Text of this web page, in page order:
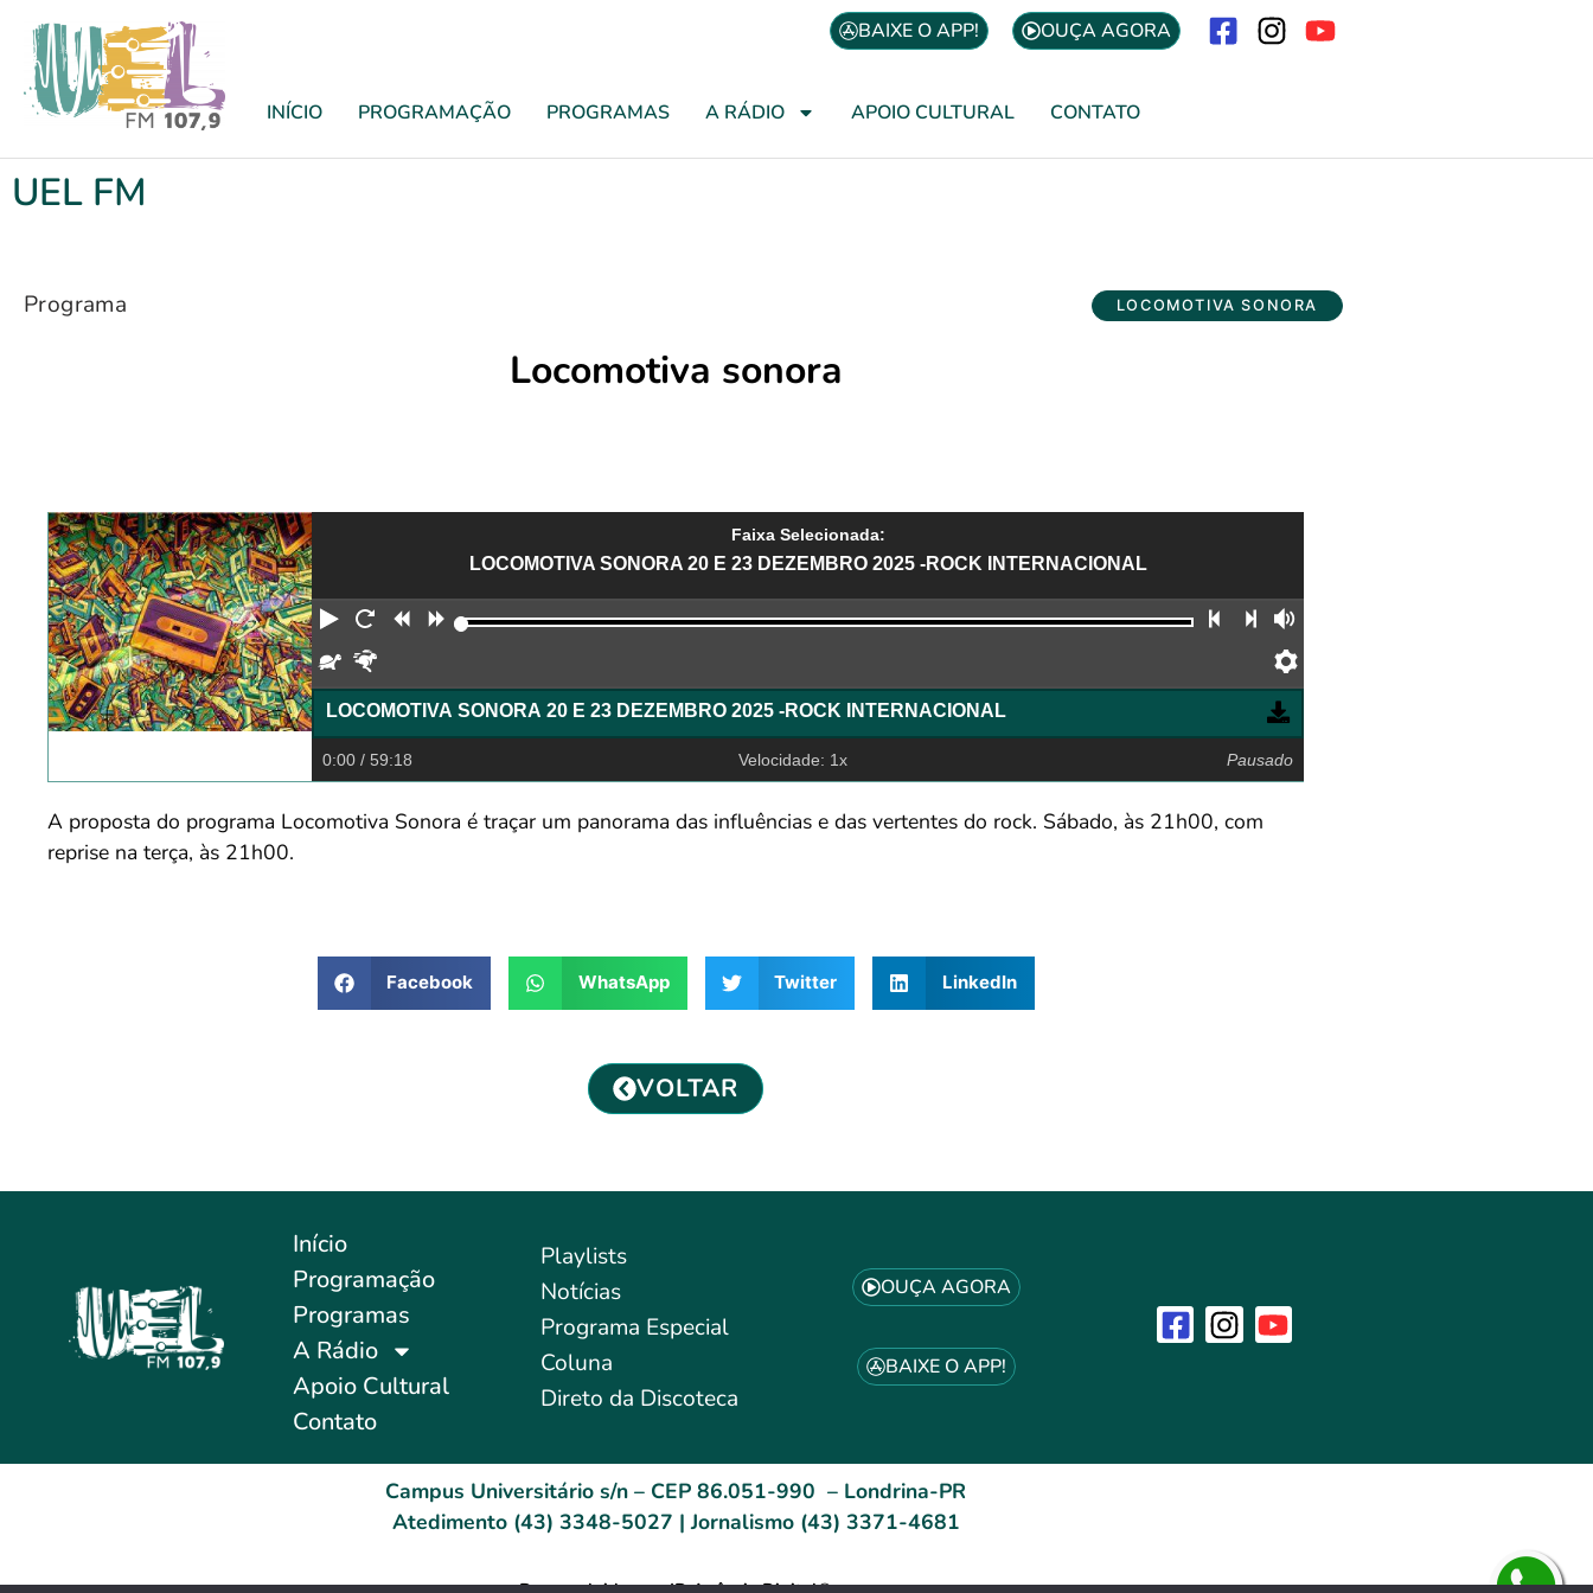
BAIXE O APP! OUÇA AGORA
INÍCIO PROGRAMAÇÃO PROGRAMAS A RÁDIO APOIO CULTURAL CONTATO
UEL FM
Programa LOCOMOTIVA SONORA
Locomotiva sonora
Faixa Selecionada:
LOCOMOTIVA SONORA 20 E 23 DEZEMBRO 2025 -ROCK INTERNACIONAL
Reproduzir
Reiniciar
Retroceder
Avançar Faixa anterior
Próxima faixa
Devagar
Preferências
LOCOMOTIVA SONORA 20 E 23 DEZEMBRO 2025 -ROCK INTERNACIONAL
0:00 / 59:18 Velocidade: 1x Pausado
A proposta do programa Locomotiva Sonora é traçar um panorama das influências e das vertentes do rock. Sábado, às 21h00, com
reprise na terça, às 21h00.
Facebook WhatsApp Twitter LinkedIn
VOLTAR
Início
Programação
Programas
A Rádio
Apoio Cultural
Contato
Playlists
Notícias
Programa Especial
Coluna
Direto da Discoteca
OUÇA AGORA
BAIXE O APP!
Campus Universitário s/n – CEP 86.051-990 – Londrina-PR
Atedimento (43) 3348-5027 | Jornalismo (43) 3371-4681